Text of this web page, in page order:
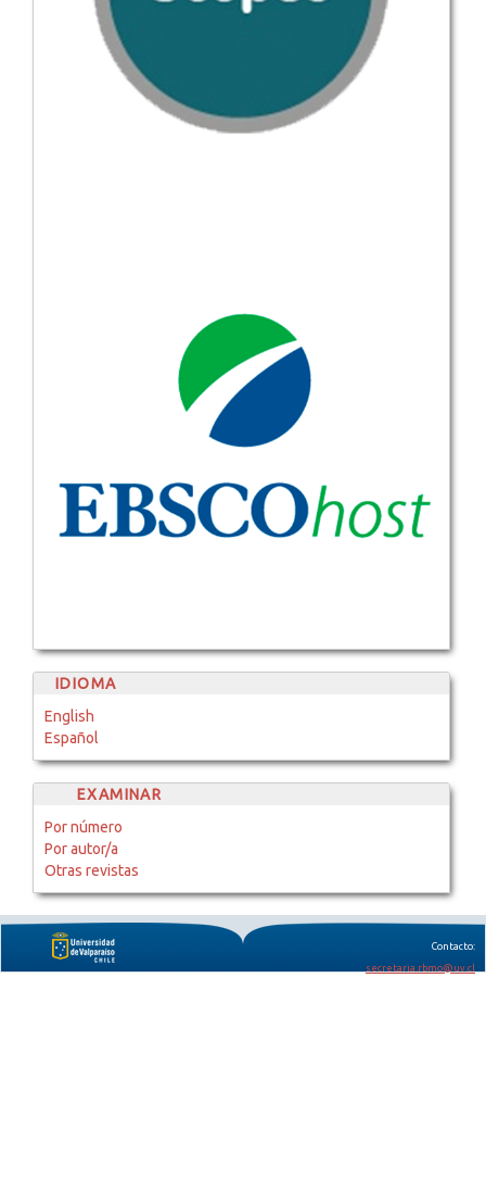
IDIOMA
English
Español
EXAMINAR
Por número
Por autor/a
Otras revistas
Contacto:
secretaria.rbmo@uv.cl